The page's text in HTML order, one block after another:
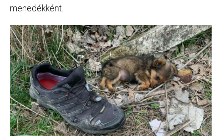
menedékként.